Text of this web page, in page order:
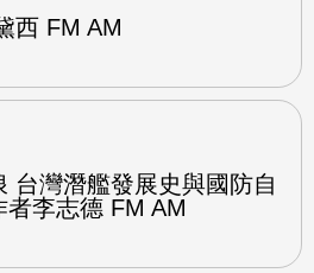
西 FM AM
台灣潛艦發展史與國防自
者李志德 FM AM